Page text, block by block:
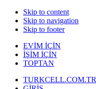
Skip to content
Skip to navigation
Skip to footer
EVİM İÇİN
İŞİM İÇİN
TOPTAN
TURKCELL.COM.TR